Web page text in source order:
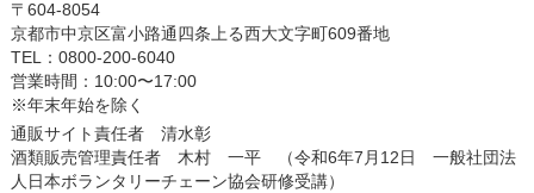
〒604-8054
京都市中京区富小路通四条上る西大文字町609番地
TEL：0800-200-6040
営業時間：10:00〜17:00
※年末年始を除く
通販サイト責任者 清水彰
酒類販売管理責任者 木村 一平 （令和6年7月12日 一般社団法
人日本ボランタリーチェーン協会研修受講）